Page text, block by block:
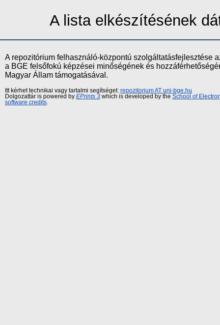
A lista elkészítésének
A repozitórium felhasználó-központú szolgáltatásfejlesztése
a BGE felsőfokú képzései minőségének és
Magyar Állam támogatásával.
Itt kérhet technikai vagy tartalmi segítséget: repozitorium AT uni-bge.hu
Dolgozattár is powered by EPrints 3 which is developed by the School of
software credits